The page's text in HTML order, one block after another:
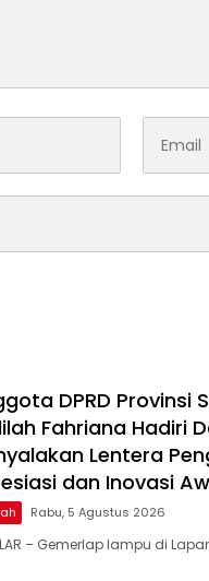
DPRD Provinsi
Fahriana Hadiri
Lentera
dan Inovasi
Rabu, 5 Agustus 2026
– Gemerlap lampu di